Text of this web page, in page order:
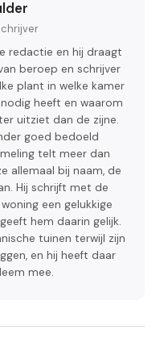
redactie en hij draagt
beroep en schrijver
plant in welke kamer
heeft en waarom
uitziet dan de zijne.
goed bedoeld
telt meer dan
allemaal bij naam, de
Hij schrijft met de
een gelukkige
hem daarin gelijk.
tuinen terwijl zijn
en hij heeft daar
mee.